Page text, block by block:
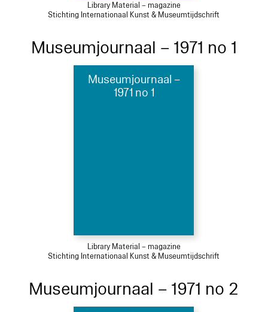
Library Material – magazine
Stichting Internationaal Kunst & Museumtijdschrift
Museumjournaal – 1971 no 1
Museumjournaal –
1971 no 1
Library Material – magazine
Stichting Internationaal Kunst & Museumtijdschrift
Museumjournaal – 1971 no 2